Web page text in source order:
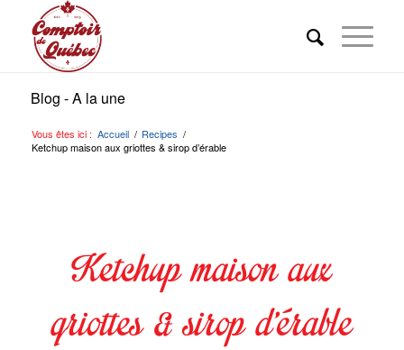
Blog - A la une
Vous êtes ici : Accueil / Recipes /
Ketchup maison aux griottes & sirop d’érable
Ketchup maison aux
griottes & sirop d’érable